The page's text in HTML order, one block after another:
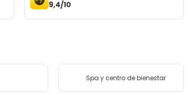
9,4/10
Spa y centro de bienestar